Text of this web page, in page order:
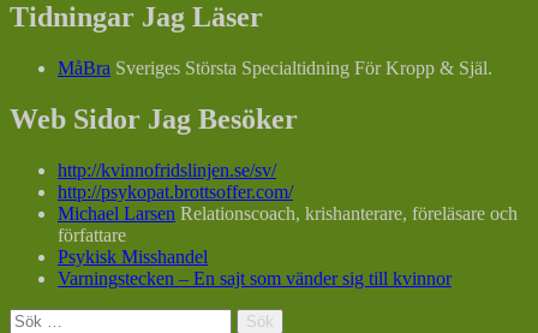
Tidningar Jag Läser
MåBra Sveriges Största Specialtidning För Kropp & Själ.
Web Sidor Jag Besöker
http://kvinnofridslinjen.se/sv/
http://psykopat.brottsoffer.com/
Michael Larsen Relationscoach, krishanterare, föreläsare och
författare
Psykisk Misshandel
Varningstecken – En sajt som vänder sig till kvinnor
Sök